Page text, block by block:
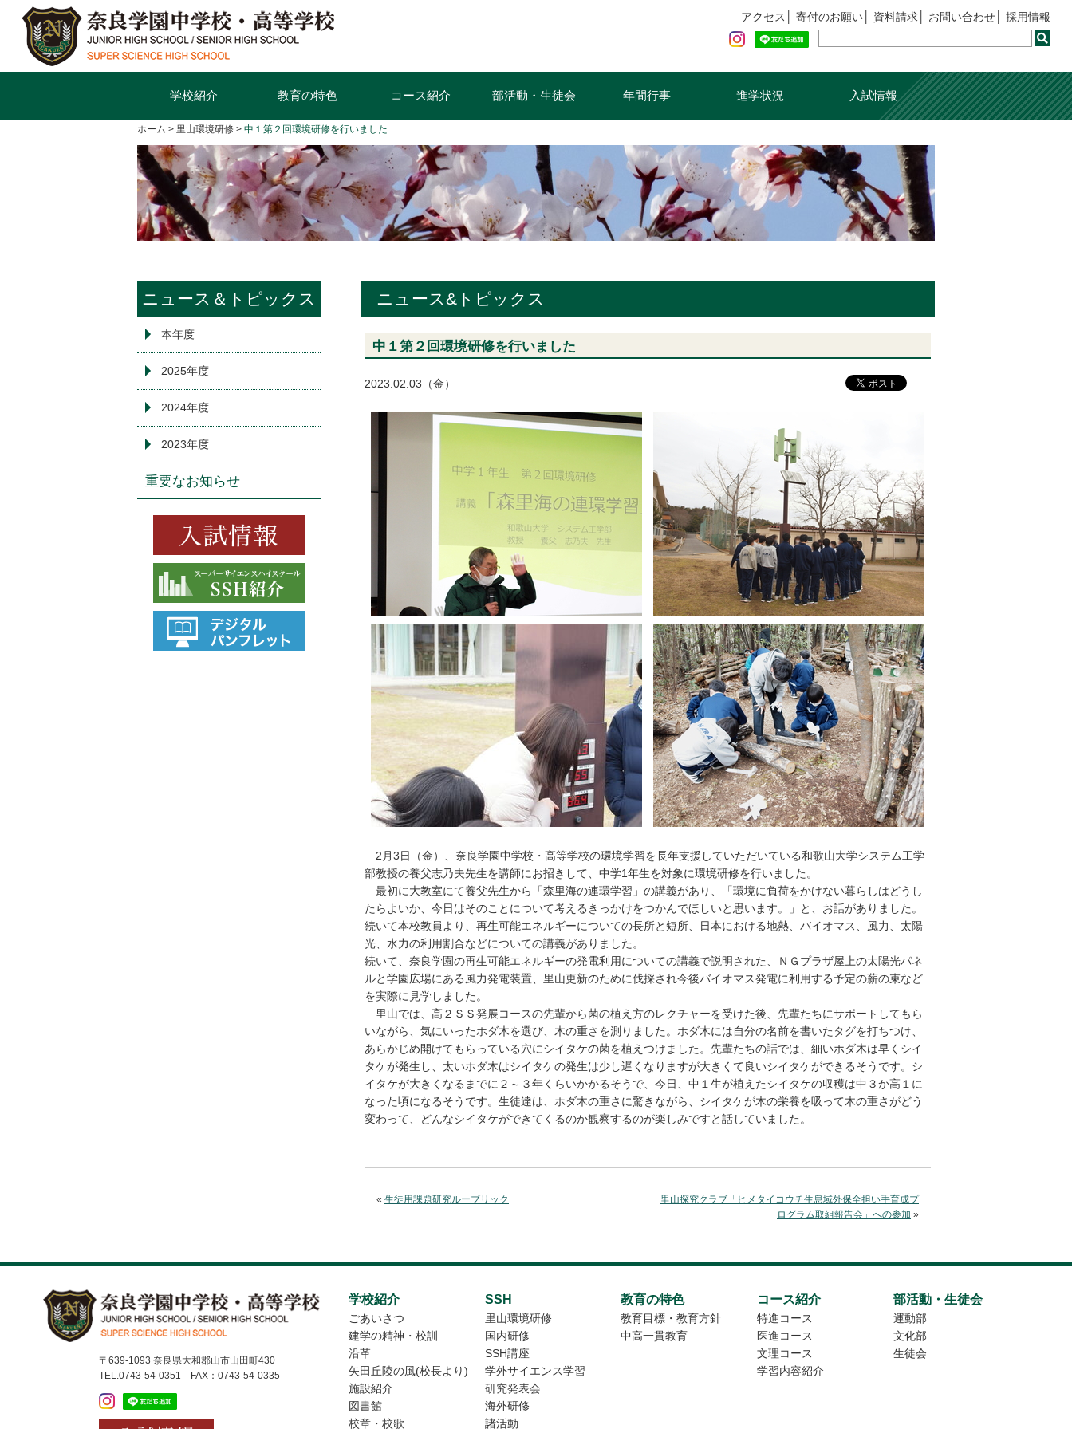
アクセス 寄付のお願い 資料請求 お問い合わせ 採用情報
学校紹介 教育の特色 コース紹介 部活動・生徒会 年間行事 進学状況 入試情報
ホーム 里山環境研修 中１第２回環境研修を行いました
ニュース＆トピックス
本年度
2025年度
2024年度
2023年度
重要なお知らせ
ニュース&トピックス
中１第２回環境研修を行いました
2023.02.03（金）
2月3日（金）、奈良学園中学校・高等学校の環境学習を長年支援していただいている和歌山大学システム工学
部教授の養父志乃夫先生を講師にお招きして、中学1年生を対象に環境研修を行いました。
最初に大教室にて養父先生から「森里海の連環学習」の講義があり、「環境に負荷をかけない暮らしはどうし
たらよいか、今日はそのことについて考えるきっかけをつかんでほしいと思います。」と、お話がありました。
続いて本校教員より、再生可能エネルギーについての長所と短所、日本における地熱、バイオマス、風力、太陽
光、水力の利用割合などについての講義がありました。
続いて、奈良学園の再生可能エネルギーの発電利用についての講義で説明された、ＮＧプラザ屋上の太陽光パネ
ルと学園広場にある風力発電装置、里山更新のために伐採され今後バイオマス発電に利用する予定の薪の束など
を実際に見学しました。
里山では、高２ＳＳ発展コースの先輩から菌の植え方のレクチャーを受けた後、先輩たちにサポートしてもら
いながら、気にいったホダ木を選び、木の重さを測りました。ホダ木には自分の名前を書いたタグを打ちつけ、
あらかじめ開けてもらっている穴にシイタケの菌を植えつけました。先輩たちの話では、細いホダ木は早くシイ
タケが発生し、太いホダ木はシイタケの発生は少し遅くなりますが大きくて良いシイタケができるそうです。シ
イタケが大きくなるまでに２～３年くらいかかるそうで、今日、中１生が植えたシイタケの収穫は中３か高１に
なった頃になるそうです。生徒達は、ホダ木の重さに驚きながら、シイタケが木の栄養を吸って木の重さがどう
変わって、どんなシイタケができてくるのか観察するのが楽しみですと話していました。
« 生徒用課題研究ルーブリック
里山探究クラブ「ヒメタイコウチ生息域外保全担い手育成プ
ログラム取組報告会」への参加 »
〒639-1093 奈良県大和郡山市山田町430
TEL.0743-54-0351 FAX：0743-54-0335
学校紹介
ごあいさつ
建学の精神・校訓
沿革
矢田丘陵の風(校長より)
施設紹介
図書館
校章・校歌
SSH
里山環境研修
国内研修
SSH講座
学外サイエンス学習
研究発表会
海外研修
諸活動
教育の特色
教育目標・教育方針
中高一貫教育
コース紹介
特進コース
医進コース
文理コース
学習内容紹介
部活動・生徒会
運動部
文化部
生徒会